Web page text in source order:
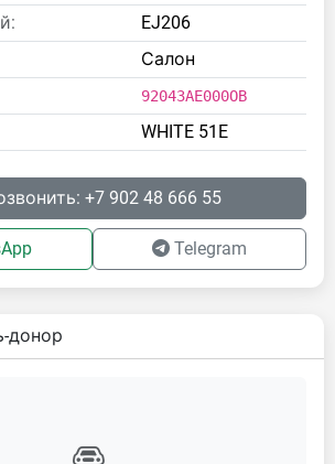
EJ206
Салон
92043AE000OB
WHITE 51E
+7 902 48 666 55
Telegram
донор